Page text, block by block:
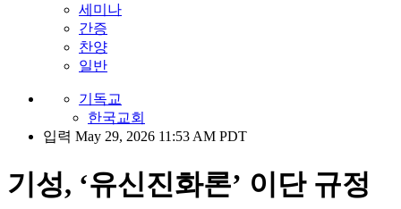
세미나
간증
찬양
일반
기독교
한국교회
입력 May 29, 2026 11:53 AM PDT
기성, ‘유신진화론’ 이단 규정